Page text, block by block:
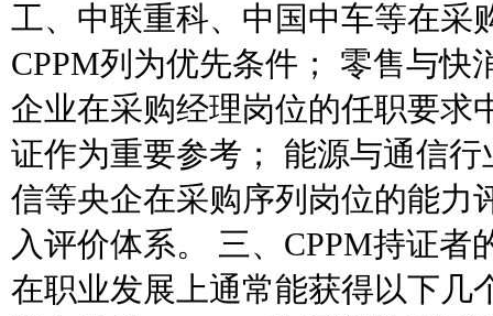
工、中联重科、中国中车等在采
CPPM列为优先条件； 零售与快
企业在采购经理岗位的任职要求
证作为重要参考； 能源与通信
信等央企在采购序列岗位的能力
入评价体系。 三、CPPM持证者
在职业发展上通常能获得以下几